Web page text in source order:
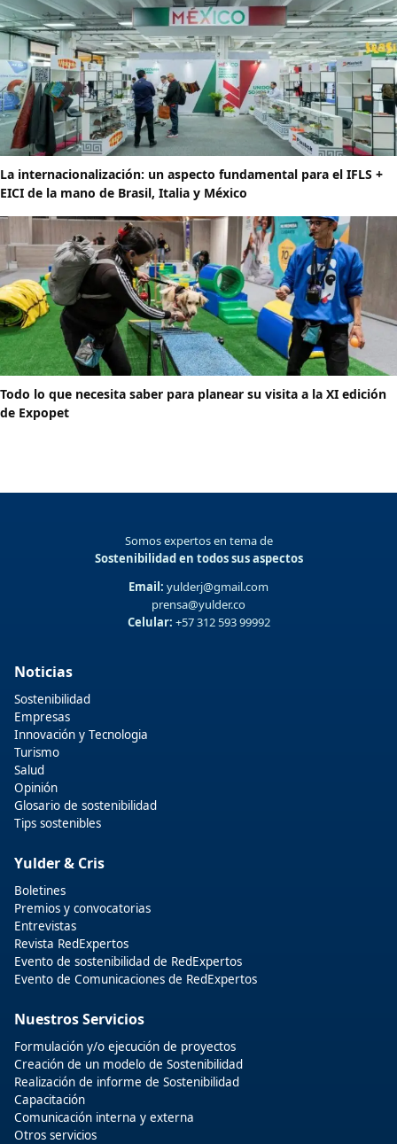
La internacionalización: un aspecto fundamental para el IFLS +
EICI de la mano de Brasil, Italia y México
Todo lo que necesita saber para planear su visita a la XI edición
de Expopet
Somos expertos en tema de
Sostenibilidad en todos sus aspectos
Email: yulderj@gmail.com
prensa@yulder.co
Celular: +57 312 593 99992
Noticias
Sostenibilidad
Empresas
Innovación y Tecnologia
Turismo
Salud
Opinión
Glosario de sostenibilidad
Tips sostenibles
Yulder & Cris
Boletines
Premios y convocatorias
Entrevistas
Revista RedExpertos
Evento de sostenibilidad de RedExpertos
Evento de Comunicaciones de RedExpertos
Nuestros Servicios
Formulación y/o ejecución de proyectos
Creación de un modelo de Sostenibilidad
Realización de informe de Sostenibilidad
Capacitación
Comunicación interna y externa
Otros servicios